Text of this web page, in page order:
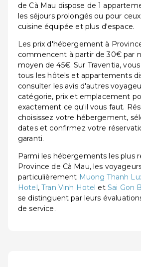
de Cà Mau dispose de 1
les séjours prolongés ou pour
cuisine équipée et plus d'espace.
Les prix d'hébergement à
commencent à partir de 30€ par
moyen de 45€. Sur Traventia,
tous les hôtels et appartements
consulter les avis d'autres
catégorie, prix et emplacement
exactement ce qu'il vous faut.
choisissez votre hébergement,
dates et confirmez votre
garanti.
Parmi les hébergements les plus
Province de Cà Mau, les
particulièrement Muong Thanh
Hotel,Tran Vinh Hotel et Sai Gon
se distinguent par leurs
de service.